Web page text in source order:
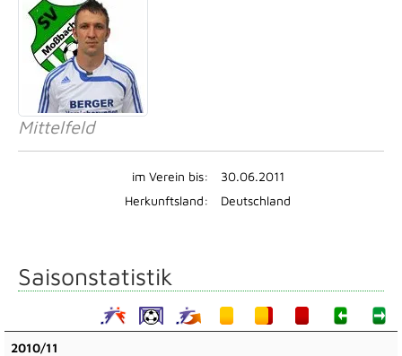
Mittelfeld
im Verein bis:
30.06.2011
Herkunftsland:
Deutschland
Saisonstatistik
2010/11